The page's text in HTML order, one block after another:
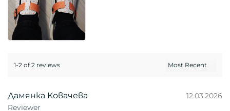
1-2 of 2 reviews
Дамянка Ковачева
Reviewer
12.03.2026